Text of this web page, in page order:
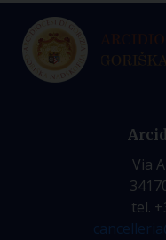
Via
tel.